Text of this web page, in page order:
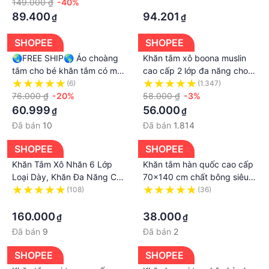
#khan #khantamxuatkhau #khanxuatdu #nanomex
#khanlongcuu #khantam#khanembe#khancotton
#khăntắm , #khăntắmkháchsạn , #khăntắmxuấtnhật ,
#khăntắmcaocấp , #khăntắmđanăng ,
#khăntắmgiárẻ , #khăntắmmollis , #khăntắmgiásỉ ,
#khăntắmto , #khăntắmcotton , #khăntắmtiki ,
#khăntắmpoemy , #khăntắmkháchsạn5sao ,
#khăntắmkháchsạngiárẻhànội ,
#khăntắmkháchsạngiárẻ , #khăntắm70x140cm ,
#khăntắmtrắng , #khăntắmsiêuthấm #khăntắmchobé
#khăntắmchobésơsinh #khăntắmsợitre
149.000 ₫ -40%
89.400₫ 94.201 ₫
SHOPEE
🌏FREE SHIP🌎 Áo choàng
tắm cho bé khăn tắm có mũ
hình thú bông mềm cao cấp
(6)
76.000 ₫ -20%
60.999₫
Đã bán 10
SHOPEE
Khăn tắm xô boona muslin
cao cấp 2 lớp đa năng cho
bé
(1.347)
58.000 ₫ -3%
56.000₫
Đã bán 1.814
SHOPEE
Khăn Tắm Xô Nhăn 6 Lớp
Loại Dày, Khăn Đa Năng Có
Thể Làm Chăn, Ủ Kén Cao
(108)
160.000₫
Đã bán 9
SHOPEE
Khăn tắm hàn quốc cao cấp
70x140 cm chất bông siêu
mềm mịn thấm nước cực
bé sơ sinh
(36)
38.000₫
Đã bán 2
SHOPEE SHOPEE